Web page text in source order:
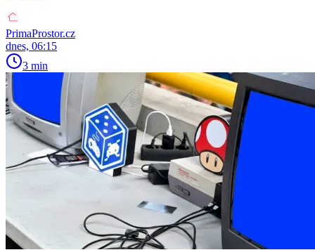
PrimaProstor.cz
dnes, 06:15
3 min